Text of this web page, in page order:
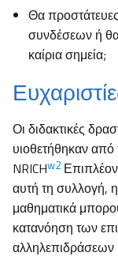
Θα
συνδέσεων ή
καίρια σημεία;
Οι διδακτικές
υιοθετήθηκαν
NRICHw2Επιπλέον
αυτή τη συλλογή,
μαθηματικά
κατανόηση των
αλληλεπιδράσεων